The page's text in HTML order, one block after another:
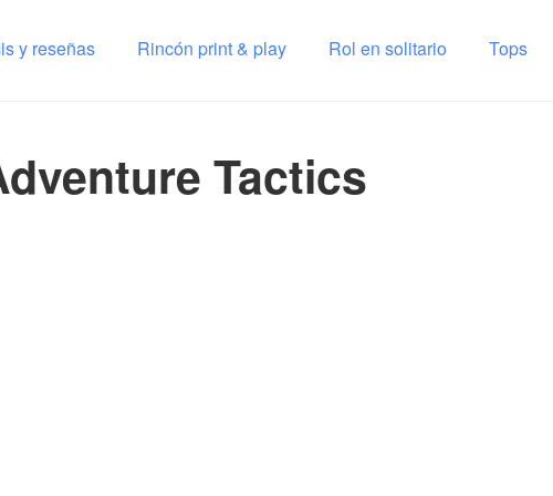
y reseñas Rincón print & play Rol en solitario Tops
Tactics